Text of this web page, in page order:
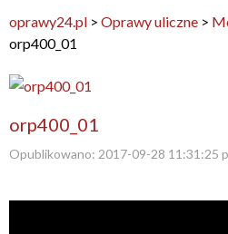
oprawy24.pl > Oprawy uliczne >
orp400_01
orp400_01
Opublikowano: 2017-09-28 11:31:25